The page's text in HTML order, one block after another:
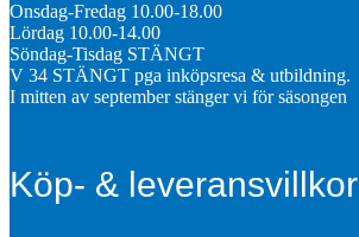
Onsdag-Fredag 10.00-18.00
Lördag 10.00-14.00
Söndag-Tisdag STÄNGT
V 34 STÄNGT pga inköpsresa & utbildning.
I mitten av september stänger vi för säsongen
Köp- & leveransvillkor